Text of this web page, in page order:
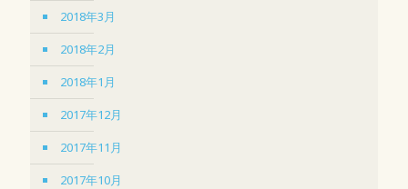
2018年3月
2018年2月
2018年1月
2017年12月
2017年11月
2017年10月